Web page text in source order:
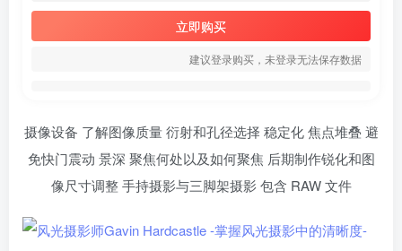
立即购买
建议登录购买，未登录无法保存数据
摄像设备 了解图像质量 衍射和孔径选择 稳定化 焦点堆叠 避
免快门震动 景深 聚焦何处以及如何聚焦 后期制作锐化和图
像尺寸调整 手持摄影与三脚架摄影 包含 RAW 文件